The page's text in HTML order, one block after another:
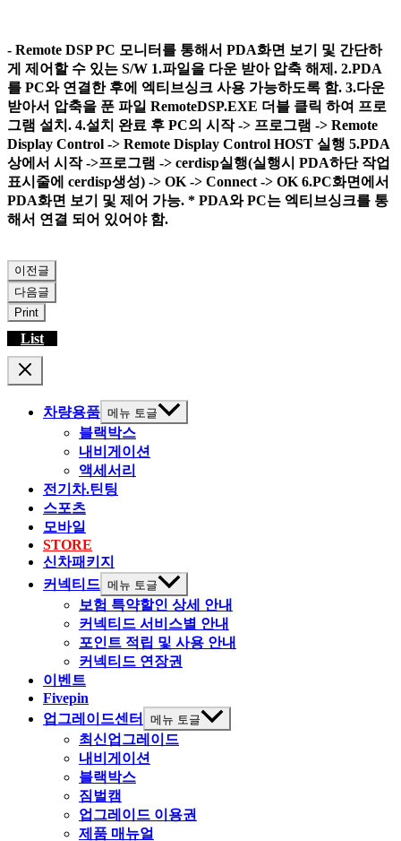
- Remote DSP PC 모니터를 통해서 PDA화면 보기 및 간단하
게 제어할 수 있는 S/W 1.파일을 다운 받아 압축 해제. 2.PDA
를 PC와 연결한 후에 엑티브싱크 사용 가능하도록 함. 3.다운
받아서 압축을 푼 파일 RemoteDSP.EXE 더블 클릭 하여 프로
그램 설치. 4.설치 완료 후 PC의 시작 -> 프로그램 -> Remote
Display Control -> Remote Display Control HOST 실행 5.PDA
상에서 시작 ->프로그램 -> cerdisp실행(실행시 PDA하단 작업
표시줄에 cerdisp생성) -> OK -> Connect -> OK 6.PC화면에서
PDA화면 보기 및 제어 가능. * PDA와 PC는 엑티브싱크를 통
해서 연결 되어 있어야 함.
이전글
다음글
Print
List
차량용품 메뉴 토글
블랙박스
내비게이션
액세서리
전기차.틴팅
스포츠
모바일
STORE
신차패키지
커넥티드 메뉴 토글
보험 특약할인 상세 안내
커넥티드 서비스별 안내
포인트 적립 및 사용 안내
커넥티드 연장권
이벤트
Fivepin
업그레이드센터
메뉴 토글
최신업그레이드
내비게이션
블랙박스
짐벌캠
업그레이드 이용권
제품 매뉴얼